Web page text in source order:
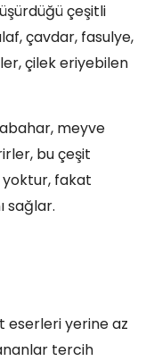
çeşitli
çavdar, fasulye,
çilek eriyebilen
meyve
bu çeşit
yoktur, fakat
sağlar.
eserleri yerine az
tercih